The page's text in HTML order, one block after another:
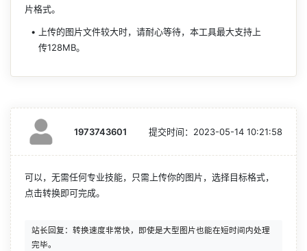
片格式。
上传的图片文件较大时，请耐心等待，本工具最大支持上
传128MB。
1973743601 提交时间： 2023-05-14 10:21:58
可以，无需任何专业技能，只需上传你的图片，选择目标格式，
点击转换即可完成。
站长回复：转换速度非常快，即使是大型图片也能在短时间内处理